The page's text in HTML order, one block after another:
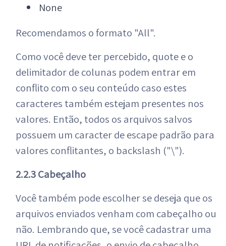
None
Recomendamos o formato "All".
Como você deve ter percebido, quote e o
delimitador de colunas podem entrar em
conflito com o seu conteúdo caso estes
caracteres também estejam presentes nos
valores. Então, todos os arquivos salvos
possuem um caracter de escape padrão para
valores conflitantes, o backslash ("\").
2.2.3 Cabeçalho
Você também pode escolher se deseja que os
arquivos enviados venham com cabeçalho ou
não. Lembrando que, se você cadastrar uma